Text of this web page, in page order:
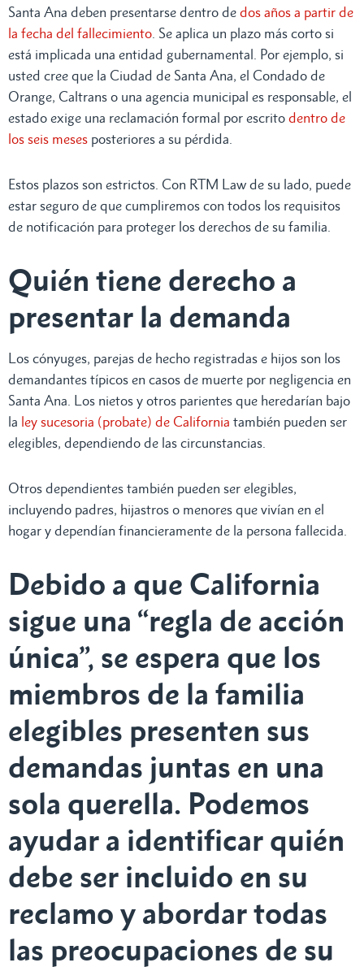
Santa Ana deben presentarse dentro de dos años a partir de
la fecha del fallecimiento . Se aplica un plazo más corto si
está implicada una entidad gubernamental. Por ejemplo, si
usted cree que la Ciudad de Santa Ana, el Condado de
Orange, Caltrans o una agencia municipal es responsable, el
estado exige una reclamación formal por escrito dentro de
los seis meses posteriores a su pérdida.
Estos plazos son estrictos. Con RTM Law de su lado, puede
estar seguro de que cumpliremos con todos los requisitos
de notificación para proteger los derechos de su familia.
Quién tiene derecho a
presentar la demanda
Los cónyuges, parejas de hecho registradas e hijos son los
demandantes típicos en casos de muerte por negligencia en
Santa Ana. Los nietos y otros parientes que heredarían bajo
la ley sucesoria (probate) de California también pueden ser
elegibles, dependiendo de las circunstancias.
Otros dependientes también pueden ser elegibles,
incluyendo padres, hijastros o menores que vivían en el
hogar y dependían financieramente de la persona fallecida.
Debido a que California
sigue una “regla de acción
única”, se espera que los
miembros de la familia
elegibles presenten sus
demandas juntas en una
sola querella. Podemos
ayudar a identificar quién
debe ser incluido en su
reclamo y abordar todas
las preocupaciones de su